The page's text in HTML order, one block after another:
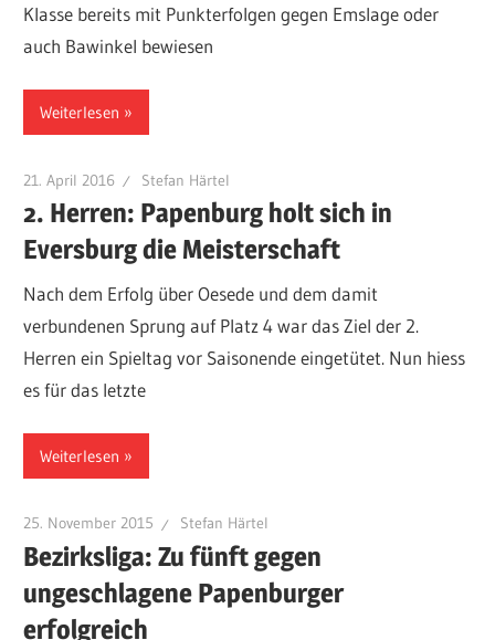
Klasse bereits mit Punkterfolgen gegen Emslage oder
auch Bawinkel bewiesen
Weiterlesen
21. April 2016 Stefan Härtel
2. Herren: Papenburg holt sich in
Eversburg die Meisterschaft
Nach dem Erfolg über Oesede und dem damit
verbundenen Sprung auf Platz 4 war das Ziel der 2.
Herren ein Spieltag vor Saisonende eingetütet. Nun hiess
es für das letzte
Weiterlesen
25. November 2015 Stefan Härtel
Bezirksliga: Zu fünft gegen
ungeschlagene Papenburger
erfolgreich